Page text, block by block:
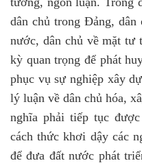
dân chủ trong Đảng, dân
nước, dân chủ về mặt tư
kỳ quan trọng để phát
phục vụ sự nghiệp xây
lý luận về dân chủ hóa,
nghĩa phải tiếp tục
cách thức khơi dậy các
để đưa đất nước phát